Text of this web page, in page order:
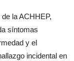
la ACHHEP,
síntomas
y el
incidental en